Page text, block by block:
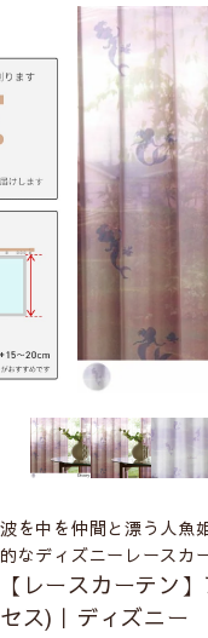
波を中を仲間と漂う人魚
的なディズニーレースカ
【レースカーテン
セス)｜ディズニー